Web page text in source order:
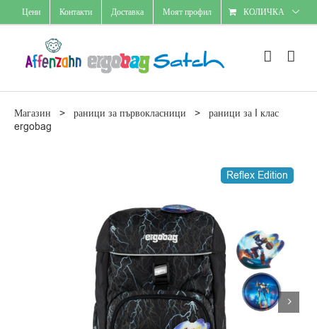
Skip
to
Цени Контакти Доставка Моят профил КОЛИЧКА
Магазин > раници за първокласници > раници за I клас
ergobag
Reflex Edition